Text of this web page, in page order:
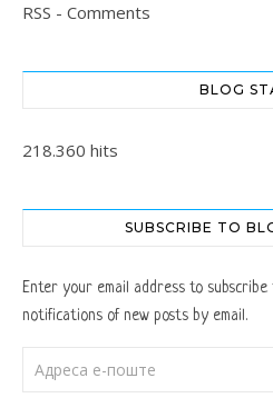
RSS - Comments
BLOG
218.360 hits
SUBSCRIBE TO
Enter your email address to
notifications of new posts by email.